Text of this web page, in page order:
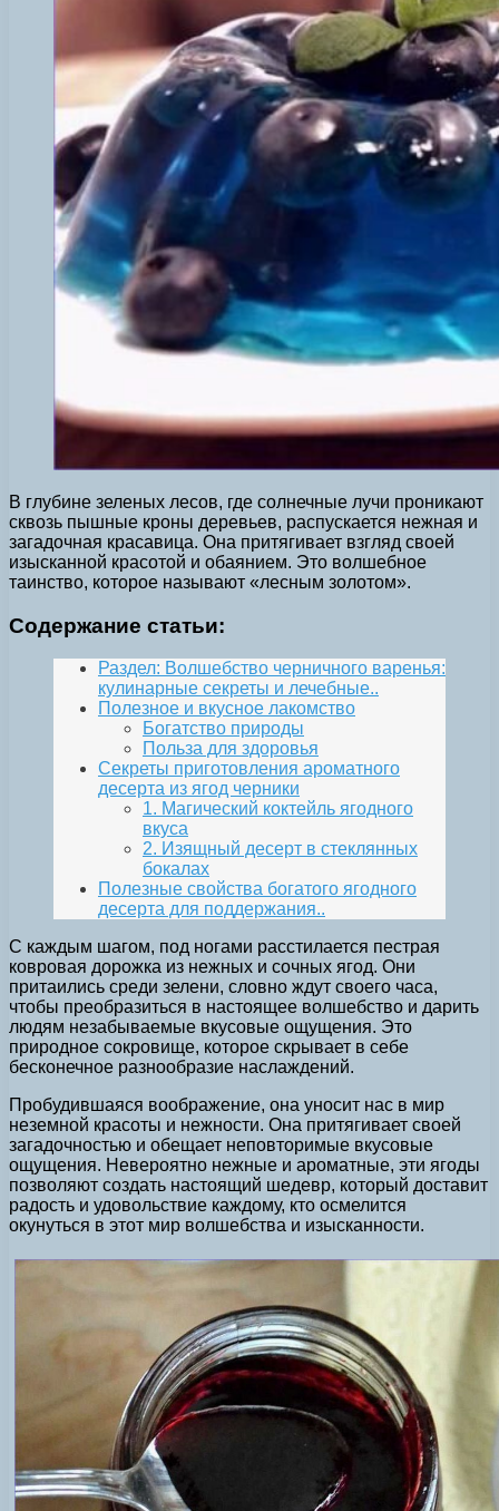
В глубине зеленых лесов, где солнечные лучи проникают
сквозь пышные кроны деревьев, распускается нежная и
загадочная красавица. Она притягивает взгляд своей
изысканной красотой и обаянием. Это волшебное
таинство, которое называют «лесным золотом».
Содержание статьи:
Раздел: Волшебство черничного варенья:
кулинарные секреты и лечебные..
Полезное и вкусное лакомство
Богатство природы
Польза для здоровья
Секреты приготовления ароматного
десерта из ягод черники
1. Магический коктейль ягодного
вкуса
2. Изящный десерт в стеклянных
бокалах
Полезные свойства богатого ягодного
десерта для поддержания..
С каждым шагом, под ногами расстилается пестрая
ковровая дорожка из нежных и сочных ягод. Они
притаились среди зелени, словно ждут своего часа,
чтобы преобразиться в настоящее волшебство и дарить
людям незабываемые вкусовые ощущения. Это
природное сокровище, которое скрывает в себе
бесконечное разнообразие наслаждений.
Пробудившаяся воображение, она уносит нас в мир
неземной красоты и нежности. Она притягивает своей
загадочностью и обещает неповторимые вкусовые
ощущения. Невероятно нежные и ароматные, эти ягоды
позволяют создать настоящий шедевр, который доставит
радость и удовольствие каждому, кто осмелится
окунуться в этот мир волшебства и изысканности.